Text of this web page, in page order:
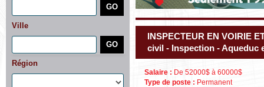
Ville
Région
INSPECTEUR EN VOIRIE
civil - Inspection - Aqueduc
Salaire : De 52000$ à 60000$
Type de poste : Permanent